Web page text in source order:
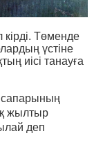
Төменде
үстіне
иісі танауға
жылтыр
деп